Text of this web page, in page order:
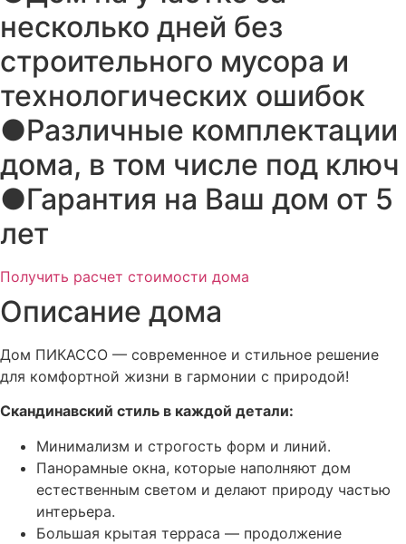
несколько дней без
строительного мусора и
технологических ошибок
●Различные комплектации
дома, в том числе под ключ
●Гарантия на Ваш дом от 5
лет
Получить расчет стоимости дома
Описание дома
Дом ПИКАССО — современное и стильное решение
для комфортной жизни в гармонии с природой!
Скандинавский стиль в каждой детали:
Минимализм и строгость форм и линий.
Панорамные окна, которые наполняют дом
естественным светом и делают природу частью
интерьера.
Большая крытая терраса — продолжение